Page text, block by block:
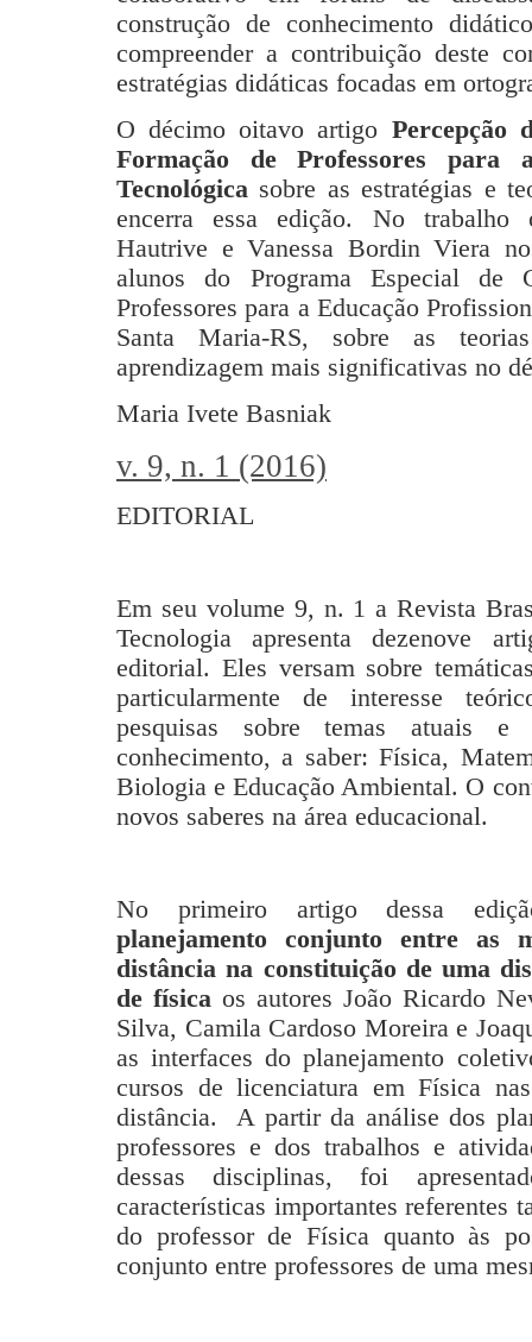
construção de conhecimento
compreender a contribuição deste
estratégias didáticas focadas em
O décimo oitavo artigo Percepção
Formação de Professores para
Tecnológica sobre as estratégias e
encerra essa edição. No trabalho
Hautrive e Vanessa Bordin Viera
alunos do Programa Especial de
Professores para a Educação
Santa Maria-RS, sobre as
aprendizagem mais significativas no
Maria Ivete Basniak
v. 9, n. 1 (2016)
EDITORIAL
Em seu volume 9, n. 1 a Revista
Tecnologia apresenta dezenove
editorial. Eles versam sobre
particularmente de interesse
pesquisas sobre temas atuais e
conhecimento, a saber: Física,
Biologia e Educação Ambiental. O
novos saberes na área educacional.
No primeiro artigo dessa
planejamento conjunto entre as
distância na constituição de uma
de física os autores João Ricardo
Silva, Camila Cardoso Moreira e
as interfaces do planejamento
cursos de licenciatura em Física
distância. A partir da análise dos
professores e dos trabalhos e
dessas disciplinas, foi
características importantes referentes
do professor de Física quanto às
conjunto entre professores de uma